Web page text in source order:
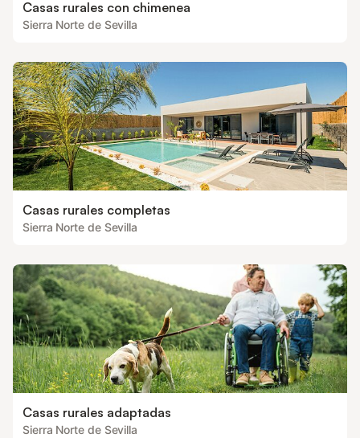
Casas rurales con chimenea
Sierra Norte de Sevilla
Casas rurales completas
Sierra Norte de Sevilla
Casas rurales adaptadas
Sierra Norte de Sevilla